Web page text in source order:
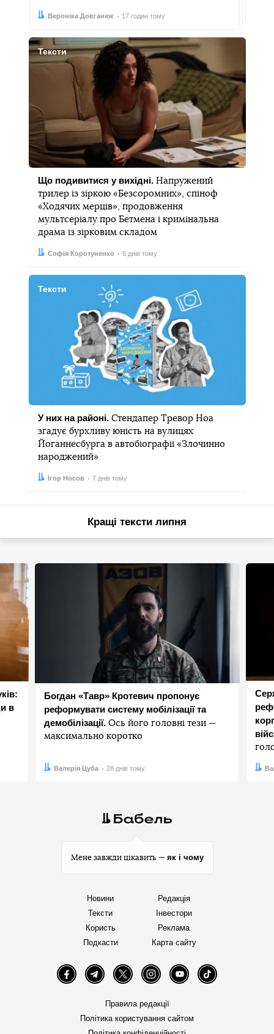
Автор:
Вероніка Довганюк
Дата: 17 годин тому
Тексти
Що подивитися у вихідні. Напружений
трилер із зіркою «Безсоромних», спіноф
«Ходячих мерців», продовження
мультсеріалу про Бетмена і кримінальна
драма із зірковим складом
Автор:
Софія Коротуненко
Дата: 6 днів тому
Тексти
У них на районі.Стендапер Тревор Ноа
згадує бурхливу юність на вулицях
Йоганнесбурга в автобіографії «Злочинно
народжений»
Автор:
Ігор Носов
Дата: 7 днів тому
Кращі тексти липня
в
Богдан «Тавр» Кротевич пропонує
реформувати систему мобілізації та
демобілізації. Ось його головні тези —
максимально коротко
Автор:
Валерія Цуба
Дата: 28 днів тому Дата:
Мене завжди цікавить — як і чому
Новини
Тексти
Користь
Подкасти
Редакція
Інвестори
Реклама
Карта сайту
FacebookTelegramTwitter InstagramYouTube TikTok
Правила редакції
Політика користування сайтом